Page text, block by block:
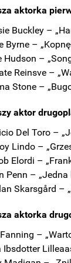
aktorka
Buckley –
Byrne –
Hudson –
Reinsve –
Stone –
aktor
Del Toro –
Lindo –
Elordi –
Penn –
Skarsgård –
aktorka
–
Ibsdotter